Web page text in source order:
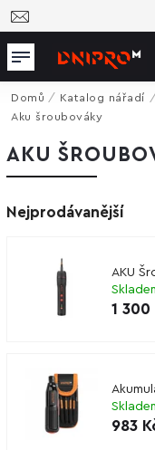
Domů / Katalog nářadí /
Aku šroubováky
AKU
Nejprodávanější
AKU
1 300
983